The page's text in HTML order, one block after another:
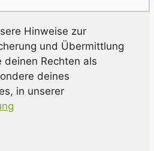
Hinweise zur
und Übermittlung
deinen Rechten als
deines
in unserer